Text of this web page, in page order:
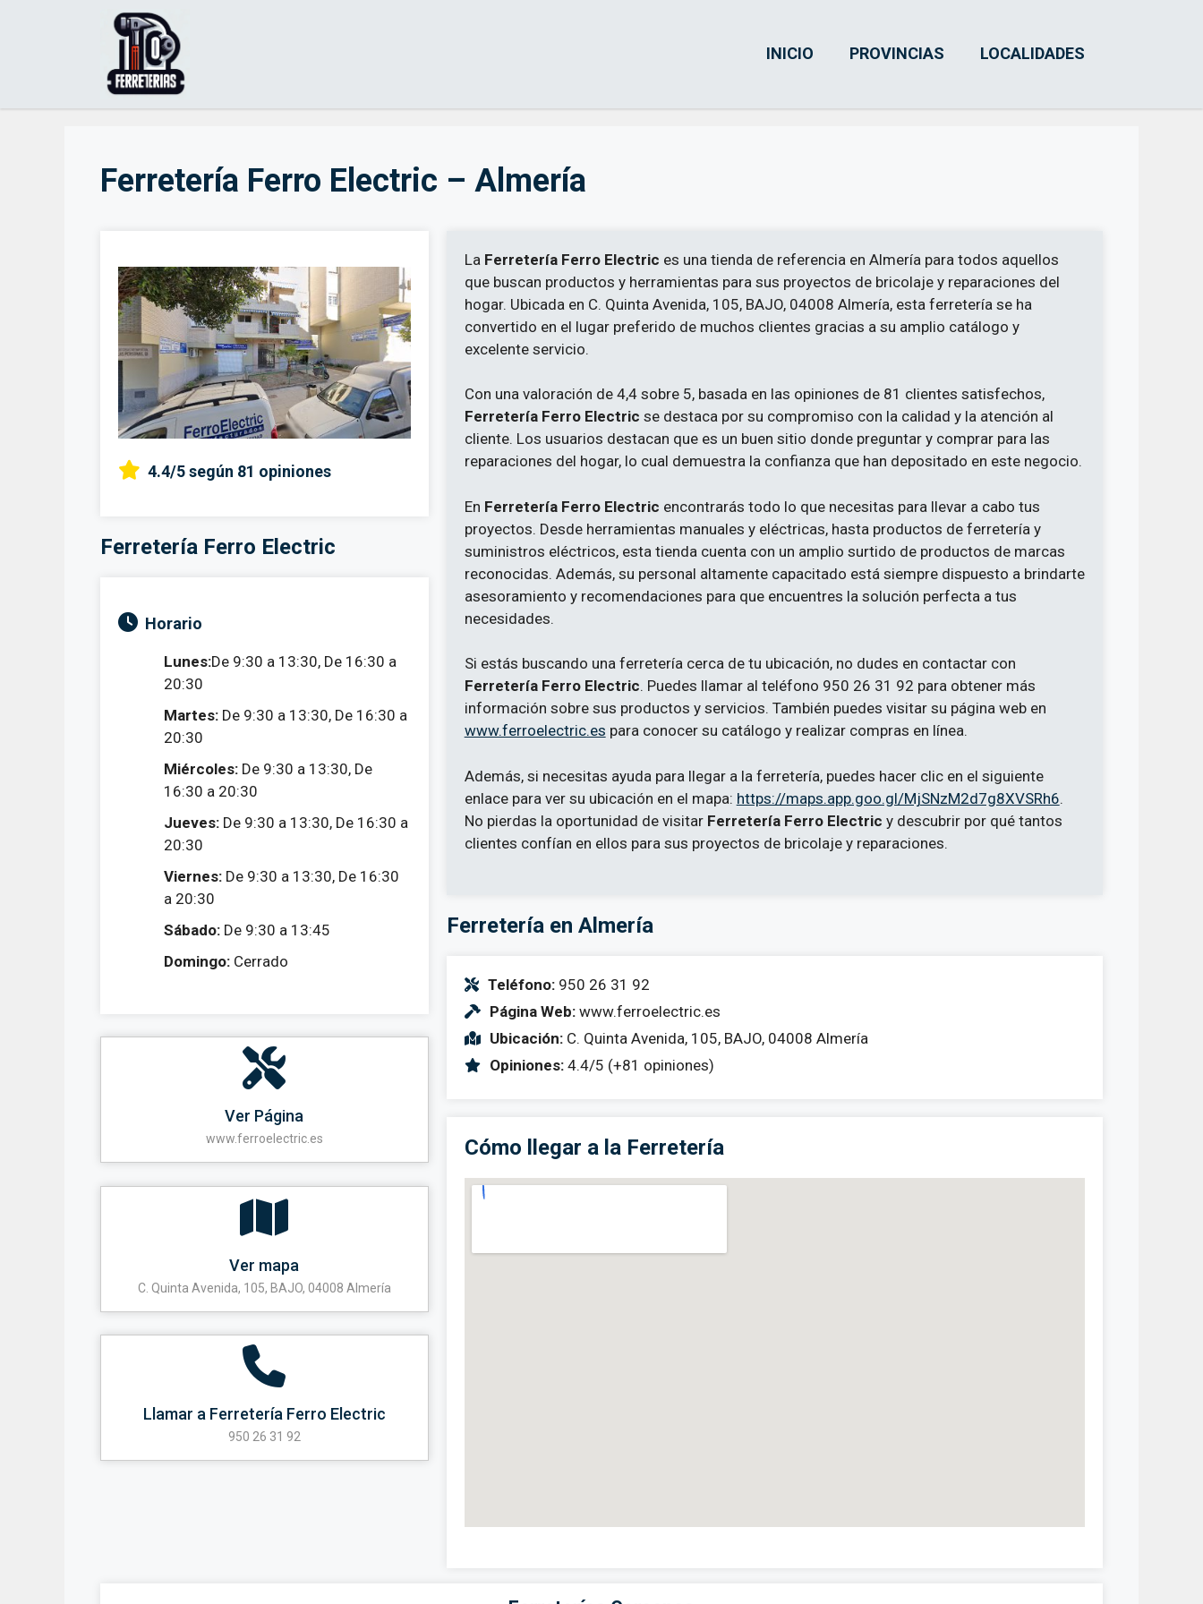
INICIO PROVINCIAS LOCALIDADES
Ferretería Ferro Electric – Almería
4.4/5según 81 opiniones
Ferretería Ferro Electric
Horario
Lunes:De 9:30 a 13:30, De 16:30 a
20:30
Martes: De 9:30 a 13:30, De 16:30 a
20:30
Miércoles: De 9:30 a 13:30, De
16:30 a 20:30
Jueves: De 9:30 a 13:30, De 16:30 a
20:30
Viernes: De 9:30 a 13:30, De 16:30
a 20:30
Sábado: De 9:30 a 13:45
Domingo: Cerrado
Ver Página
www.ferroelectric.es
Ver mapa
C. Quinta Avenida, 105, BAJO, 04008 Almería
Llamar a Ferretería Ferro Electric
950 26 31 92
La Ferretería Ferro Electric es una tienda de referencia en Almería para todos aquellos
que buscan productos y herramientas para sus proyectos de bricolaje y reparaciones del
hogar. Ubicada en C. Quinta Avenida, 105, BAJO, 04008 Almería, esta ferretería se ha
convertido en el lugar preferido de muchos clientes gracias a su amplio catálogo y
excelente servicio.
Con una valoración de 4,4 sobre 5, basada en las opiniones de 81 clientes satisfechos,
Ferretería Ferro Electric se destaca por su compromiso con la calidad y la atención al
cliente. Los usuarios destacan que es un buen sitio donde preguntar y comprar para las
reparaciones del hogar, lo cual demuestra la confianza que han depositado en este negocio.
En Ferretería Ferro Electric encontrarás todo lo que necesitas para llevar a cabo tus
proyectos. Desde herramientas manuales y eléctricas, hasta productos de ferretería y
suministros eléctricos, esta tienda cuenta con un amplio surtido de productos de marcas
reconocidas. Además, su personal altamente capacitado está siempre dispuesto a brindarte
asesoramiento y recomendaciones para que encuentres la solución perfecta a tus
necesidades.
Si estás buscando una ferretería cerca de tu ubicación, no dudes en contactar con
Ferretería Ferro Electric. Puedes llamar al teléfono 950 26 31 92 para obtener más
información sobre sus productos y servicios. También puedes visitar su página web en
www.ferroelectric.es para conocer su catálogo y realizar compras en línea.
Además, si necesitas ayuda para llegar a la ferretería, puedes hacer clic en el siguiente
enlace para ver su ubicación en el mapa: https://maps.app.goo.gl/MjSNzM2d7g8XVSRh6.
No pierdas la oportunidad de visitar Ferretería Ferro Electric y descubrir por qué tantos
clientes confían en ellos para sus proyectos de bricolaje y reparaciones.
Ferretería en Almería
Teléfono:950 26 31 92
Página Web:www.ferroelectric.es
Ubicación:C. Quinta Avenida, 105, BAJO, 04008 Almería
Opiniones:4.4/5 (+81 opiniones)
Cómo llegar a la Ferretería